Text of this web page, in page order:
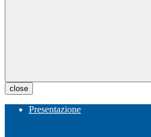
close
Presentazione